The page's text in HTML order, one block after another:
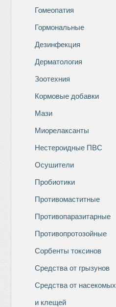
Гомеопатия
Гормональные
Дезинфекция
Дерматология
Зоотехния
Кормовые добавки
Мази
Миорелаксанты
Нестероидные ПВС
Осушители
Пробиотики
Противомаститные
Противопаразитарные
Противопротозойные
Сорбенты токсинов
Средства от грызунов
Средства от насекомых
и клещей